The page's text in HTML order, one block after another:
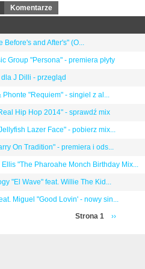
karta)
Komentarze
Before's and After's" (O...
Group "Persona" - premiera płyty
dla J Dilli - przegląd
Phonte "Requiem" - singiel z al...
Hip Hop 2014" - sprawdź mix
Lazer Face" - pobierz mix...
On Tradition" - premiera i ods...
"The Pharoahe Monch Birthday Mix...
"El Wave" feat. Willie The Kid...
Miguel "Good Lovin' - nowy sin...
Strona 1
››